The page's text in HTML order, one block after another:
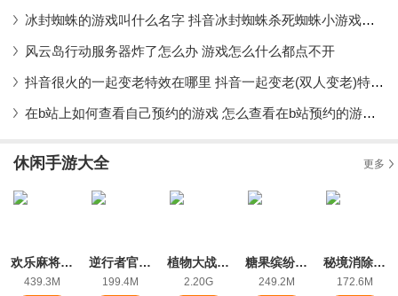
冰封蜘蛛的游戏叫什么名字 抖音冰封蜘蛛杀死蜘蛛小游戏是什么
风云岛行动服务器炸了怎么办 游戏怎么什么都点不开
抖音很火的一起变老特效在哪里 抖音一起变老(双人变老)特效怎么拍摄
在b站上如何查看自己预约的游戏 怎么查看在b站预约的游戏教程
休闲手游大全 更多
欢乐麻将全集2022新版红中玩法
439.3M
逆行者官方版
199.4M
植物大战僵尸2ios版
2.20G
糖果缤纷乐ios最新版
249.2M
秘境消除故事下载手机版
172.6M